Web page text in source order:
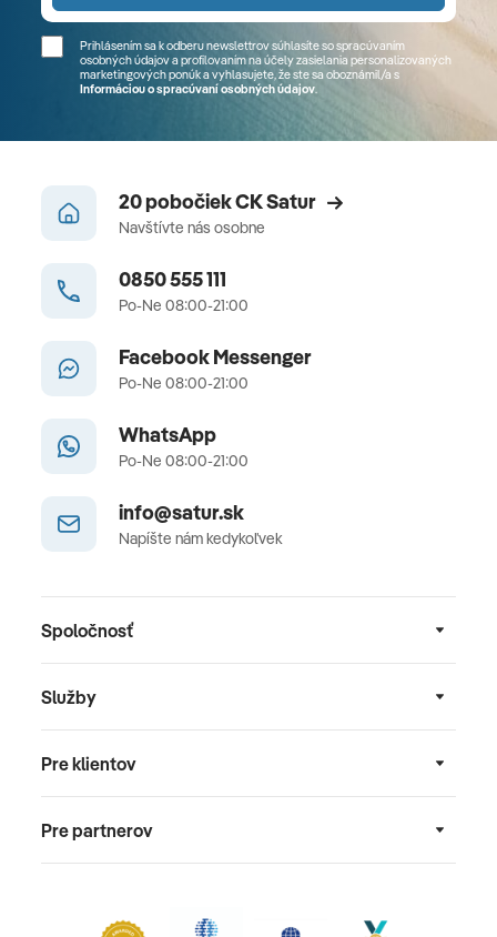
Prihlásením sa k odberu newslettrov súhlasíte so spracúvaním
osobných údajov a profilovaním na účely zasielania personalizovaných
marketingových ponúk a vyhlasujete, že ste sa oboznámil/a s
Informáciou o spracúvaní osobných údajov.
20 pobočiek CK Satur
Navštívte nás osobne
0850 555 111
Po-Ne 08:00-21:00
Facebook Messenger
Po-Ne 08:00-21:00
WhatsApp
Po-Ne 08:00-21:00
info@satur.sk
Napíšte nám kedykoľvek
Spoločnosť
Služby
Pre klientov
Pre partnerov